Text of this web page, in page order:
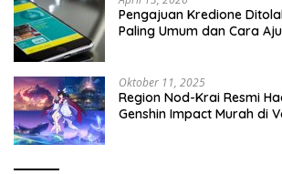
Pengajuan Kredione
Paling Umum dan Cara
Oktober 11, 2025
Region Nod-Krai Resmi
Genshin Impact Murah di